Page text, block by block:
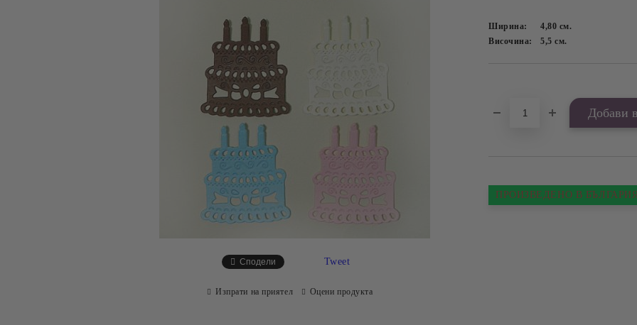
Ширина: 4,80 см.
Височина:
5,5см.
ПРОИЗВЕДЕНО В
Сподели Tweet
Изпрати на приятел Оцени продукта